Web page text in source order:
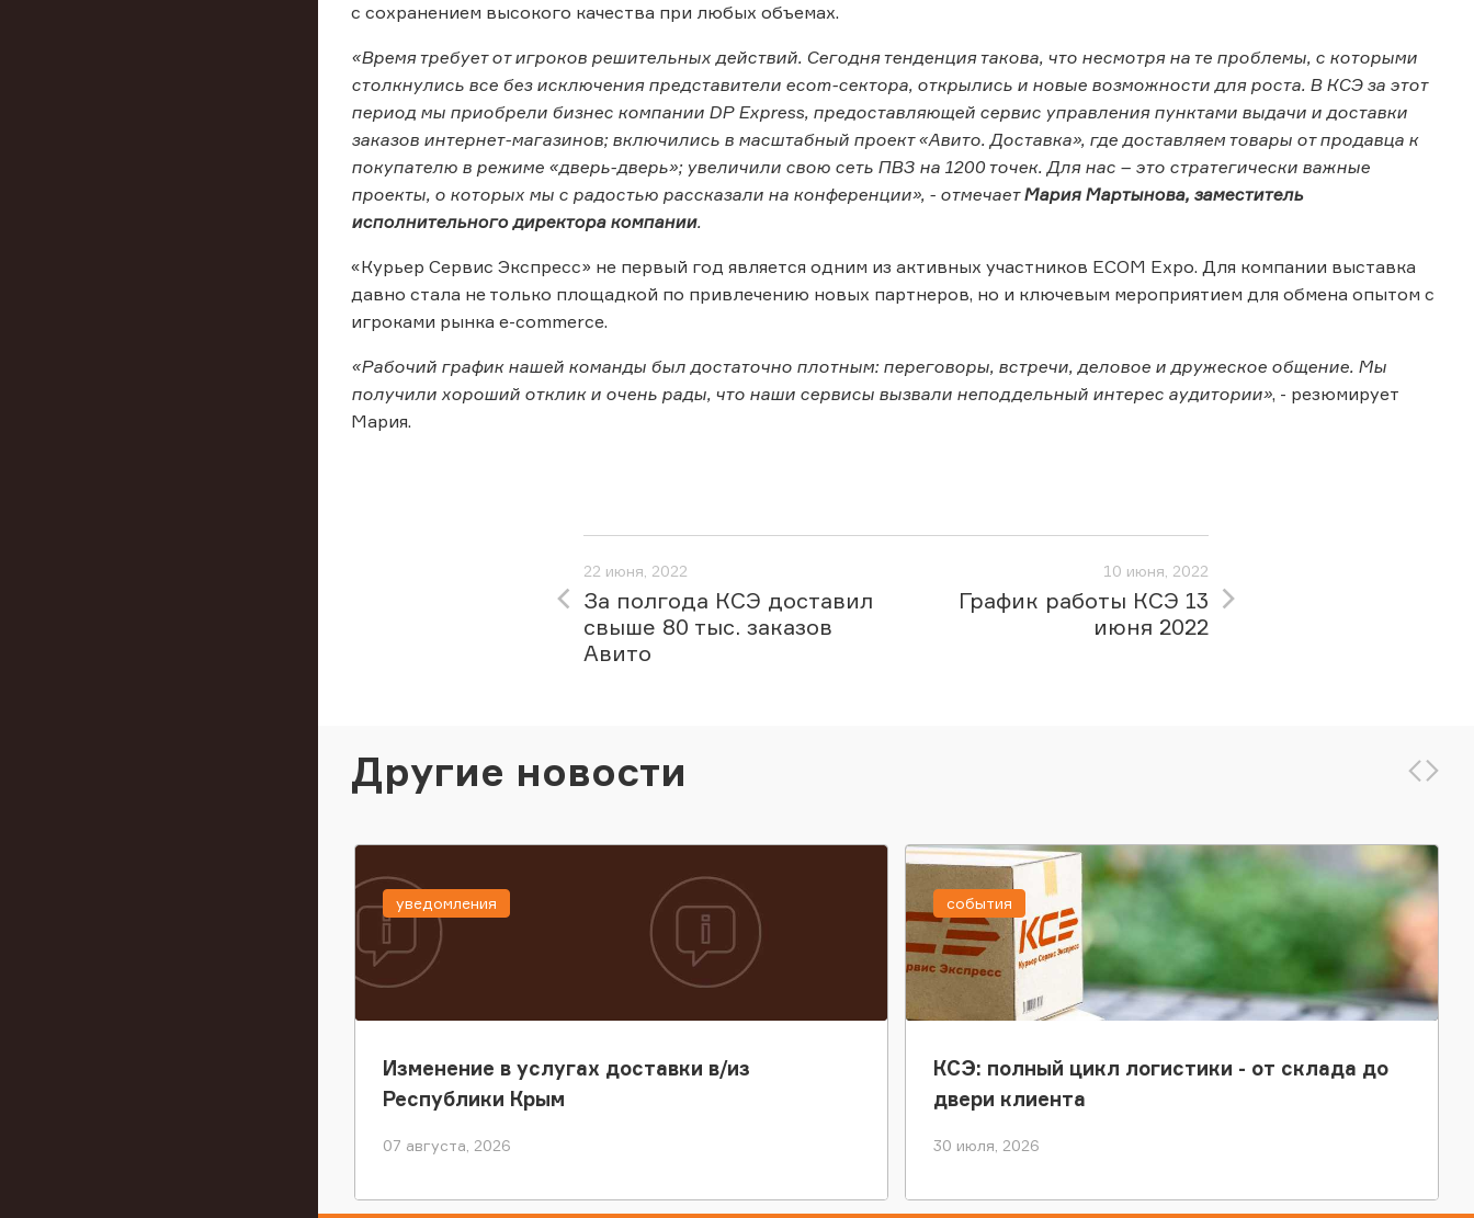
с сохранением высокого качества при любых объемах.
«Время требует от игроков решительных действий. Сегодня тенденция такова, что несмотря на те проблемы, с которыми
столкнулись все без исключения представители ecom-сектора, открылись и новые возможности для роста. В КСЭ за этот
период мы приобрели бизнес компании DP Express, предоставляющей сервис управления пунктами выдачи и доставки
заказов интернет-магазинов; включились в масштабный проект «Авито. Доставка», где доставляем товары от продавца к
покупателю в режиме «дверь-дверь»; увеличили свою сеть ПВЗ на 1200 точек. Для нас – это стратегически важные
проекты, о которых мы с радостью рассказали на конференции», - отмечаетМария Мартынова, заместитель
исполнительного директора компании.
«Курьер Сервис Экспресс» не первый год является одним из активных участников ECOM Expo. Для компании выставка
давно стала не только площадкой по привлечению новых партнеров, но и ключевым мероприятием для обмена опытом с
игроками рынка e-commerce.
«Рабочий график нашей команды был достаточно плотным: переговоры, встречи, деловое и дружеское общение. Мы
получили хороший отклик и очень рады, что наши сервисы вызвали неподдельный интерес аудитории», - резюмирует
Мария.
22 июня, 2022
За полгода КСЭ доставил
свыше 80 тыс. заказов
Авито
10 июня, 2022
График работы КСЭ 13
июня 2022
Другие новости
Изменение в услугах доставки в/из
Республики Крым
07 августа, 2026
уведомления
КСЭ: полный цикл логистики - от склада до
двери клиента
30 июля, 2026
события